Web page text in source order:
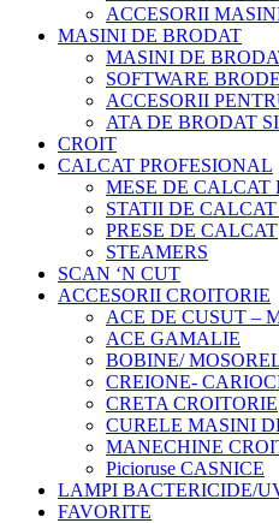
ACCESORII
MASINI DE BRODAT
MASINI DE
SOFTWARE
ACCESORII
ATA DE BRODAT
CROIT
CALCAT PROFESIONAL
MESE DE CALCAT
STATII DE
PRESE DE CALCAT
STEAMERS
SCAN ‘N CUT
ACCESORII CROITORIE
ACE DE CUSUT –
ACE GAMALIE
BOBINE/
CREIONE-
CRETA CROITORIE
CURELE MASINI
MANECHINE
Picioruse CASNICE
LAMPI BACTERICIDE/
FAVORITE